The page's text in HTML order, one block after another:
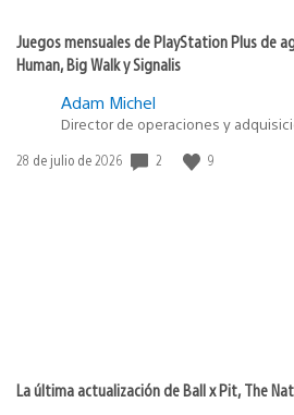
Juegos mensuales de PlayStation Plus de
Human, Big Walk y Signalis
Adam Michel
Director de operaciones y
Fecha
28 de julio de 2026 2 9
La última actualización de Ball x Pit, The